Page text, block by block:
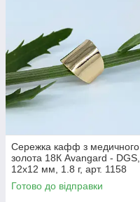
Сережка кафф з медичного
золота 18К Avangard - DGS,
12х12 мм, 1.8 г, арт. 1158
Готово до відправки